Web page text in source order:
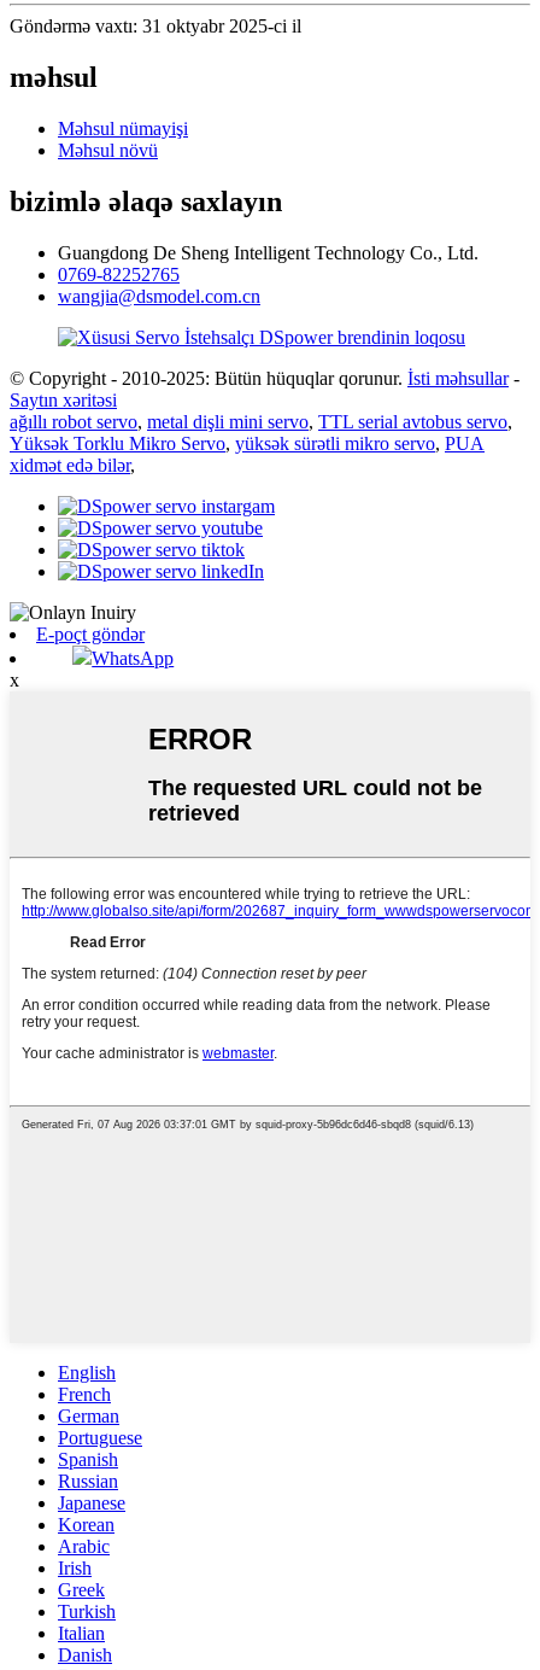
Göndərmə vaxtı: 31 oktyabr 2025-ci il
məhsul
Məhsul nümayişi
Məhsul növü
bizimlə əlaqə saxlayın
Guangdong De Sheng Intelligent Technology Co., Ltd.
0769-82252765
wangjia@dsmodel.com.cn
© Copyright - 2010-2025: Bütün hüquqlar qorunur. İsti məhsullar-
Saytın xəritəsi
ağıllı robot servo, metal dişli mini servo, TTL serial avtobus servo,
Yüksək Torklu Mikro Servo, yüksək sürətli mikro servo, PUA
xidmət edə bilər,
E-poçt göndər
WhatsApp
x
English
French
German
Portuguese
Spanish
Russian
Japanese
Korean
Arabic
Irish
Greek
Turkish
Italian
Danish